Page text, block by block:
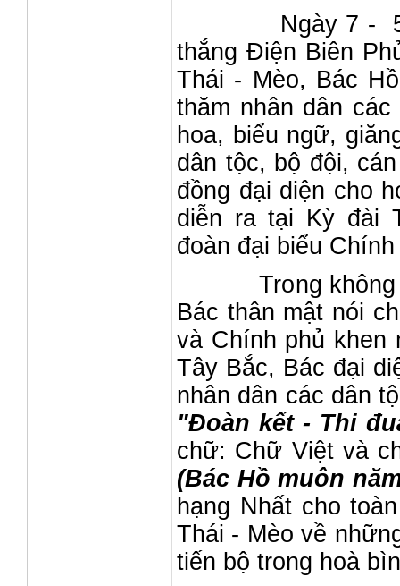
Ngày 7 - 5 -
thắng Điện Biên
Thái - Mèo, Bác
thăm nhân dân
hoa, biểu ngữ,
dân tộc, bộ đội,
đồng đại diện cho
diễn ra tại Kỳ đài
đoàn đại biểu
Trong không khí
Bác thân mật nói
và Chính phủ khen
Tây Bắc, Bác đại
nhân dân các dân
"Đoàn kết - Thi
chữ: Chữ Việt và
(Bác Hồ muôn
hạng Nhất cho
Thái - Mèo về
tiến bộ trong hoà